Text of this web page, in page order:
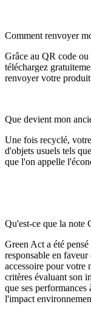
Comment renvoyer
Grâce au QR code
téléchargez
renvoyer votre
Que devient mon
Une fois recyclé,
d'objets usuels tels
que l'on appelle
Qu'est-ce que la note
Green Act a été
responsable en
accessoire pour votre
critères évaluant son
que ses
l'impact